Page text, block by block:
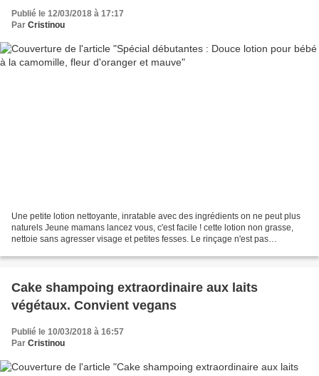
Publié le 12/03/2018 à 17:17
Par Cristinou
Une petite lotion nettoyante, inratable avec des ingrédients on ne peut plus
naturels Jeune mamans lancez vous, c'est facile ! cette lotion non grasse,
nettoie sans agresser visage et petites fesses. Le rinçage n'est pas
Cake shampoing extraordinaire aux laits
végétaux. Convient vegans
Publié le 10/03/2018 à 16:57
Par Cristinou